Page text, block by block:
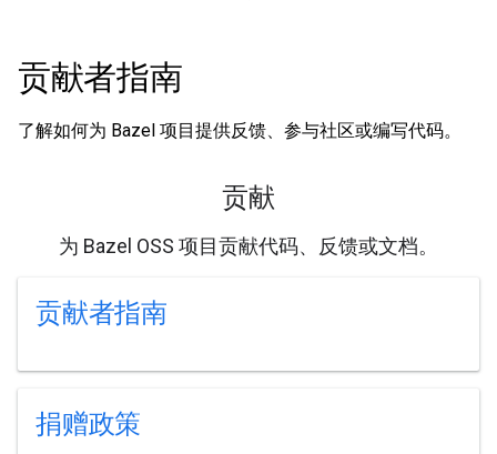
贡献者指南
了解如何为 Bazel 项目提供反馈、参与社区或编写代码。
贡献
为 Bazel OSS 项目贡献代码、反馈或文档。
贡献者指南
捐赠政策